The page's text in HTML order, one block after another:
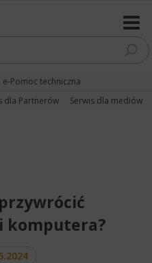
e-Pomoc techniczna
dla Partnerów
Serwis dla mediów
komputera?